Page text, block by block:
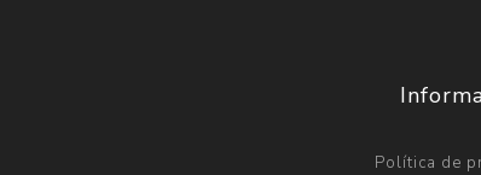
Política de